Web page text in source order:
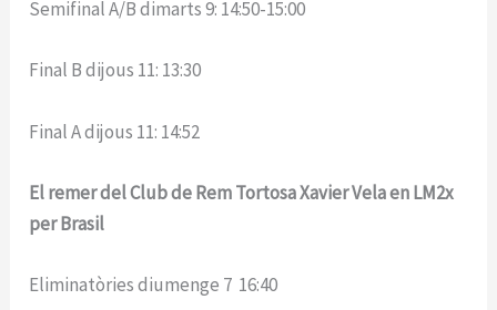
Semifinal A/B dimarts 9: 14:50-15:00
Final B dijous 11: 13:30
Final A dijous 11: 14:52
El remer del Club de Rem Tortosa Xavier Vela en LM2x
per Brasil
Eliminatòries diumenge 7 16:40